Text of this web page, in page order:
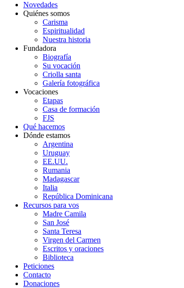
Novedades
Quiénes somos
Carisma
Espiritualidad
Nuestra historia
Fundadora
Biografía
Su vocación
Criolla santa
Galería fotográfica
Vocaciones
Etapas
Casa de formación
FJS
Qué hacemos
Dónde estamos
Argentina
Uruguay
EE.UU.
Rumania
Madagascar
Italia
República Dominicana
Recursos para vos
Madre Camila
San José
Santa Teresa
Virgen del Carmen
Escritos y oraciones
Biblioteca
Peticiones
Contacto
Donaciones